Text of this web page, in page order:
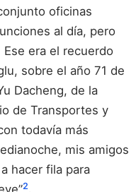
oficinas
al día, pero
Ese era el recuerdo
sobre el año 71 de
Dacheng, de la
de Transportes y
todavía más
mis amigos
hacer fila para
2